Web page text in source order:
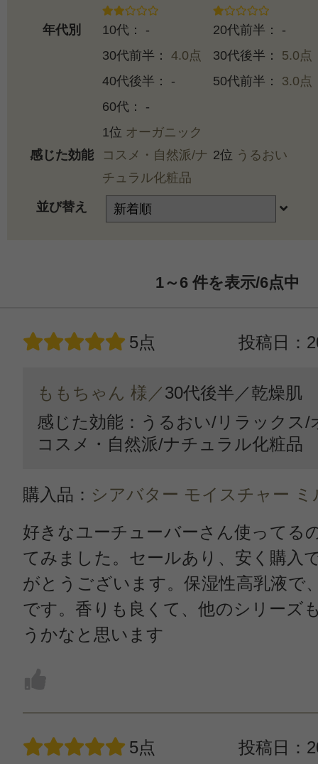
年代別 10代： -
20代前半： -
30代前半： 4.0点 30代後半： 5.0点
40代後半： -
50代前半： 3.0点
60代： -
感じた効能
1位 オーガニック
コスメ・自然派/ナ
チュラル化粧品
2位 うるおい
並び替え
1～6件を表示/6点中
5点 投稿日：
ももちゃん 様／30代後半／乾燥肌
感じた効能：うるおい/リラックス/
コスメ・自然派/ナチュラル化粧品
購入品： シアバター モイスチャー ミ
好きなユーチューバーさん使ってる
てみました。セールあり、安く購入
がとうございます。保湿性高乳液で
です。香りも良くて、他のシリーズ
うかなと思います
5点 投稿日：